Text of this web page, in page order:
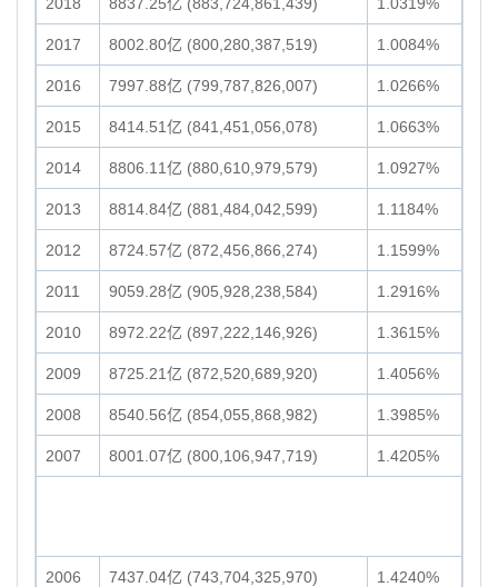
2017 8002.80亿 (800,280,387,519) 1.0084%
2016 7997.88亿 (799,787,826,007) 1.0266%
2015 8414.51亿 (841,451,056,078) 1.0663%
2014 8806.11亿 (880,610,979,579) 1.0927%
2013 8814.84亿 (881,484,042,599) 1.1184%
2012 8724.57亿 (872,456,866,274) 1.1599%
2011 9059.28亿 (905,928,238,584) 1.2916%
2010 8972.22亿 (897,222,146,926) 1.3615%
2009 8725.21亿 (872,520,689,920) 1.4056%
2008 8540.56亿 (854,055,868,982) 1.3985%
2007 8001.07亿 (800,106,947,719) 1.4205%
2006 7437.04亿 (743,704,325,970) 1.4240%